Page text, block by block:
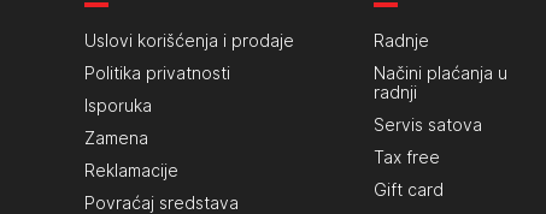
Uslovi korišćenja i prodaje
Politika privatnosti
Isporuka
Zamena
Reklamacije
Povraćaj sredstava
Radnje
Načini plaćanja u
radnji
Servis satova
Tax free
Gift card